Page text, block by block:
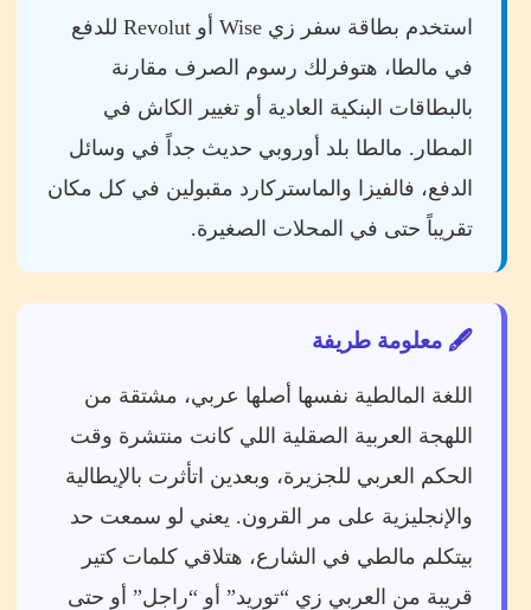
استخدم بطاقة سفر زي Wise أو Revolut للدفع
في مالطا، هتوفرلك رسوم الصرف مقارنة
بالبطاقات البنكية العادية أو تغيير الكاش في
المطار. مالطا بلد أوروبي حديث جداً في وسائل
الدفع، فالفيزا والماستركارد مقبولين في كل مكان
تقريباً حتى في المحلات الصغيرة.
🖋️ معلومة طريفة
اللغة المالطية نفسها أصلها عربي، مشتقة من
اللهجة العربية الصقلية اللي كانت منتشرة وقت
الحكم العربي للجزيرة، وبعدين اتأثرت بالإيطالية
والإنجليزية على مر القرون. يعني لو سمعت حد
بيتكلم مالطي في الشارع، هتلاقي كلمات كتير
قريبة من العربي زي “توريد” أو “راجل” أو حتى